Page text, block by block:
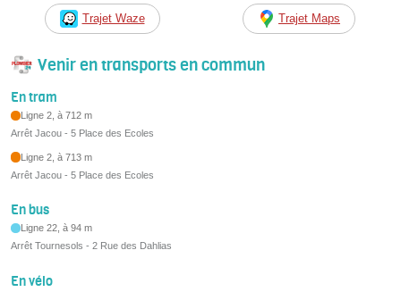
Trajet Waze Trajet Maps
Venir en transports en commun
En tram
Ligne 2, à 712 m
Arrêt Jacou - 5 Place des Ecoles
Ligne 2, à 713 m
Arrêt Jacou - 5 Place des Ecoles
En bus
Ligne 22, à 94 m
Arrêt Tournesols - 2 Rue des Dahlias
En vélo